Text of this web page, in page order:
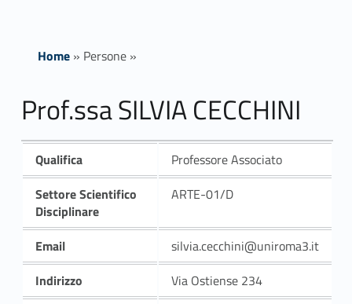
Home» Persone»
Prof.ssa SILVIA CECCHINI
Qualifica
Professore Associato
Settore Scientifico
Disciplinare
ARTE-01/D
Email
silvia.cecchini@uniroma3.it
Indirizzo
Via Ostiense 234